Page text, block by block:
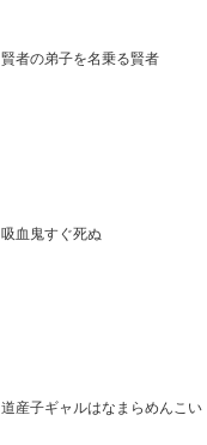
賢者の弟子を名乗る賢者
吸血鬼すぐ死ぬ
道産子ギャルはなまらめんこい